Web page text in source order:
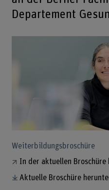
Departement
Weiterbildungsbroschüre
In der aktuellen
Aktuelle Broschüre